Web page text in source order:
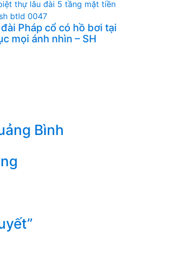
Pháp cổ có hồ bơi tại
mọi ánh nhìn – SH
Bình